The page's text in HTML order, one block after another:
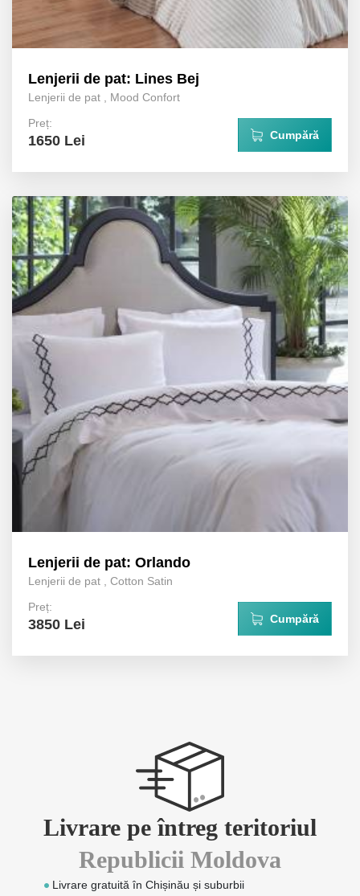
Lenjerii de pat: Lines Bej
Lenjerii de pat
Mood Confort
Preț:
1650 Lei Cumpără
Lenjerii de pat: Orlando
Lenjerii de pat
Cotton Satin
Preț:
3850 Lei Cumpără
Livrare pe întreg teritoriul
Republicii Moldova
Livrare gratuită în Chișinău și suburbii